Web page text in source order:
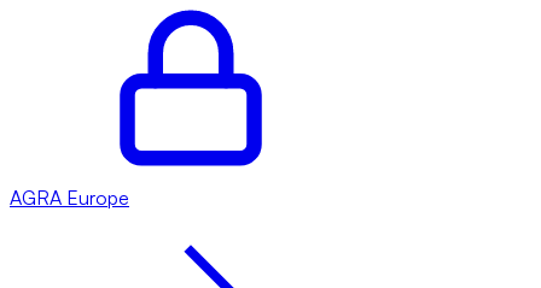
AGRA Europe